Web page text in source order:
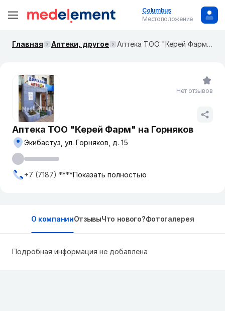
Columbus
Местоположение
Главная Аптеки, другое Аптека ТОО "Керей Фарм" на Горняков
Аптека ТОО "Керей Фарм" на Горняков
Экибастуз, ул. Горняков, д. 15
+7 (7187) ****Показать полностью
Нет отзывов
О компанииОтзывыЧто нового?Фотогалерея
Подробная информация не добавлена